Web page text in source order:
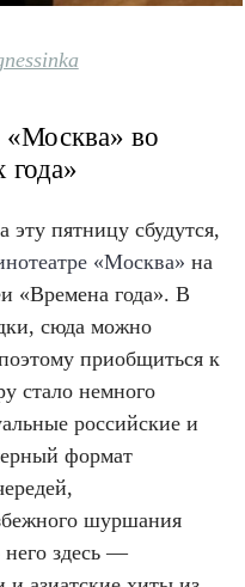
«Москва» во
года»
пятницу сбудутся,
«Москва» на
«Времена года». В
сюда можно
приобщиться к
стало немного
российские и
формат
шуршания
здесь —